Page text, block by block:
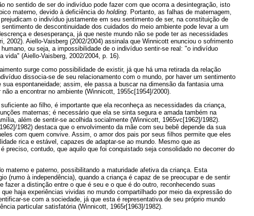
no sentido de ser do indivíduo pode fazer com que ocorra a desintegração, isto
materno, devido à deficiência do holding . Portanto, as falhas de maternagem,
o indivíduo justamente em seu sentimento de ser, na constituição de
de descontinuidade dos cuidados do meio ambiente pode levar a um
e desesperança, já que neste mundo não se pode ter as necessidades
2002). Aiello-Vaisberg (2002/2004) assinala que Winnicott enunciou o sofrimento
ou seja, a impossibilidade de o indivíduo sentir-se real: "o indivíduo
(Aiello-Vaisberg, 2002/2004, p. 16).
surge como possibilidade de existir, já que há uma retirada da relação
dissocia-se de seu relacionamento com o mundo, por haver um sentimento
espontaneidade; assim, ele passa a buscar na dimensão da fantasia uma
a encontrar no ambiente (Winnicott, 1955c[1954]/2000).
suficiente ao filho, é importante que ela reconheça as necessidades da criança,
maternas; é necessário que ela se sinta segura e amada também na
além de sentir-se acolhida socialmente (Winnicott, 1965vc[1962]/1982).
1982) destaca que o envolvimento da mãe com seu bebê depende da sua
com quem convive. Assim, o amor dos pais por seus filhos permite que eles
rica e estável, capazes de adaptar-se ao mundo. Mesmo que as
preciso, contudo, que aquilo que foi conquistado seja consolidado no decorrer do
materno e paterno, possibilitando a maturidade afetiva da criança. Esta
(rumo à independência), quando a criança é capaz de se preocupar e de sentir
fazer a distinção entre o que é seu e o que é do outro, reconhecendo suas
haja experiências vividas no mundo compartilhado por meio da expressão do
se com a sociedade, já que esta é representativa de seu próprio mundo
particular satisfatória (Winnicott, 1965r[1963]/1982).